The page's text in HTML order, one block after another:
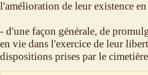
l'amélioration de leur existence
- d'une façon générale, de
en vie dans l'exercice de leur
dispositions prises par le